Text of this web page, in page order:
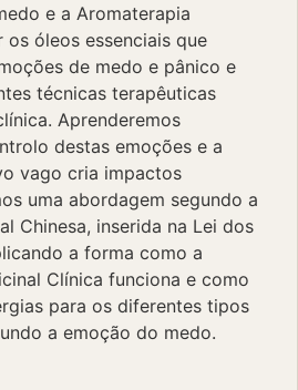
e a Aromaterapia
os óleos essenciais que
de medo e pânico e
técnicas terapêuticas
Aprenderemos
destas emoções e a
vago cria impactos
uma abordagem segundo a
Chinesa, inserida na Lei dos
a forma como a
Clínica funciona e como
para os diferentes tipos
a emoção do medo.